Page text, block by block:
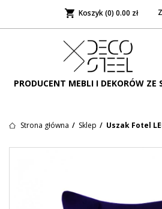
Koszyk (0)0.00 zł
PRODUCENT MEBLI I DEKORÓW ZE
Strona główna Sklep Uszak Fotel